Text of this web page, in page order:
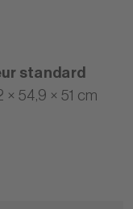
standard
× 54,9 × 51 cm